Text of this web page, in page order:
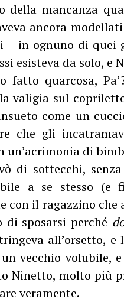
della mancanza
ancora
– in ognuno di quei
esisteva da solo,
fatto quarcosa,
valigia sul
come un
che gli incatramava
un’acrimonia di
di sottecchi,
a se stesso
con il ragazzino che
di sposarsi perché
all’orsetto,
vecchio volubile,
Ninetto, molto più
veramente.